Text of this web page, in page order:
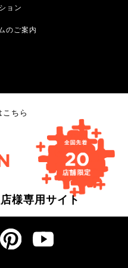
ョン
のご案内
こちら
様専用サイト